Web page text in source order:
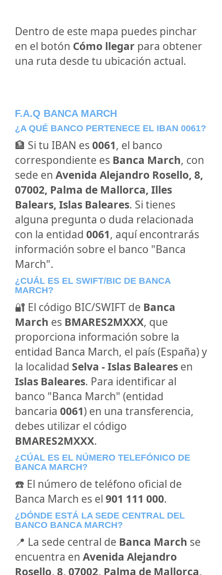
Dentro de este mapa puedes pinchar
en el botón Cómo llegar para obtener
una ruta desde tu ubicación actual.
F.A.Q BANCA MARCH
¿A QUÉ BANCO PERTENECE EL IBAN 0061?
🏦 Si tu IBAN es 0061, el banco
correspondiente es Banca March, con
sede en Avenida Alejandro Rosello, 8,
07002, Palma de Mallorca, Illes
Balears, Islas Baleares. Si tienes
alguna pregunta o duda relacionada
con la entidad 0061, aquí encontrarás
información sobre el banco "Banca
March".
¿CUÁL ES EL SWIFT/BIC DE BANCA
MARCH?
🔐 El código BIC/SWIFT de Banca
March es BMARES2MXXX, que
proporciona información sobre la
entidad Banca March, el país (España) y
la localidad Selva - Islas Baleares en
Islas Baleares. Para identificar al
banco "Banca March" (entidad
bancaria 0061) en una transferencia,
debes utilizar el código
BMARES2MXXX.
¿CÚAL ES EL NÚMERO TELEFÓNICO DE
BANCA MARCH?
☎️ El número de teléfono oficial de
Banca March es el 901 111 000.
¿DÓNDE ESTÁ LA SEDE CENTRAL DEL
BANCO BANCA MARCH?
📍 La sede central de Banca March se
encuentra en Avenida Alejandro
Rosello, 8, 07002, Palma de Mallorca,